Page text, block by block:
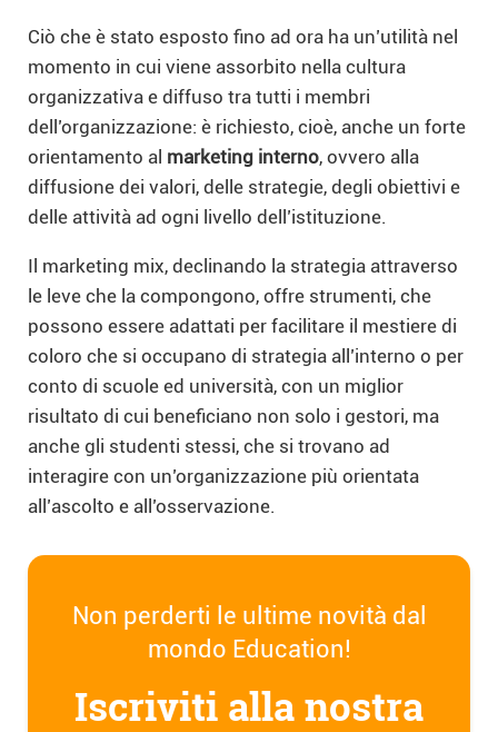
Ciò che è stato esposto fino ad ora ha un’utilità nel
momento in cui viene assorbito nella cultura
organizzativa e diffuso tra tutti i membri
dell’organizzazione: è richiesto, cioè, anche un forte
orientamento al marketing interno, ovvero alla
diffusione dei valori, delle strategie, degli obiettivi e
delle attività ad ogni livello dell’istituzione.
Il marketing mix, declinando la strategia attraverso
le leve che la compongono, offre strumenti, che
possono essere adattati per facilitare il mestiere di
coloro che si occupano di strategia all’interno o per
conto di scuole ed università, con un miglior
risultato di cui beneficiano non solo i gestori, ma
anche gli studenti stessi, che si trovano ad
interagire con un’organizzazione più orientata
all’ascolto e all’osservazione.
Non perderti le ultime novità dal
mondo Education!
Iscriviti alla nostra